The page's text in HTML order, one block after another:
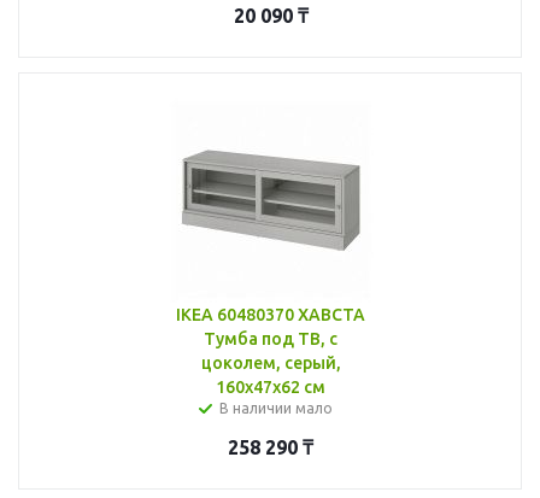
20 090₸
IKEA 60480370 ХАВСТА
Тумба под ТВ, с
цоколем, серый,
160x47x62 см
В наличии мало
258 290 ₸